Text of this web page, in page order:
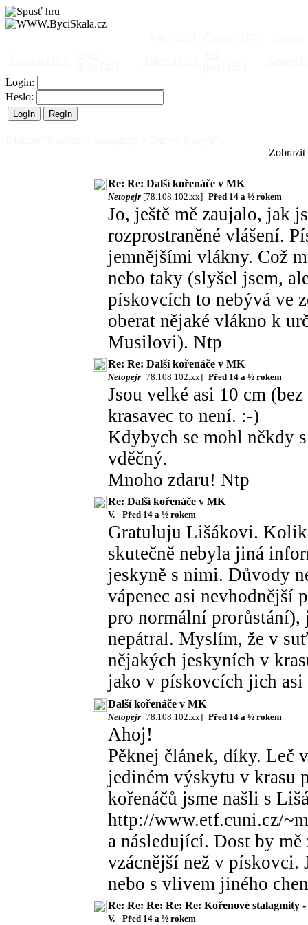
Login:
Heslo:
Re: Re: Další kořenáče v MK
Netopejr [78.108.102.xx] Před 14 a ½ rokem
Jo, ještě mě zaujalo, jak
rozprostraněné vlášení.
jemnějšími vlákny. Což
nebo taky (slyšel jsem,
pískovcích to nebývá ve
oberat nějaké vlákno k
Musilovi). Ntp
Re: Re: Další kořenáče v MK
Netopejr [78.108.102.xx] Před 14 a ½ rokem
Jsou velké asi 10 cm
krasavec to není. :-)
Kdybych se mohl někdy
vděčný.
Mnoho zdaru! Ntp
Re: Další kořenáče v MK
V. Před 14 a ½ rokem
Gratuluju Lišákovi.
skutečně nebyla jiná
jeskyně s nimi. Důvody
vápenec asi nevhodnější
pro normální
nepátral. Myslím, že v
nějakých jeskyních v
jako v pískovcích jich asi
Další kořenáče v MK
Netopejr [78.108.102.xx] Před 14 a ½ rokem
Ahoj!
Pěknej článek, díky. Leč
jediném výskytu v krasu
kořenáčů jsme našli s
http://www.etf.cuni.cz/
a následující. Dost by
vzácnější než v
nebo s vlivem jiného
Re: Re: Re: Re: Re: Kořenové stalagmity
V. Před 14 a ½ rokem